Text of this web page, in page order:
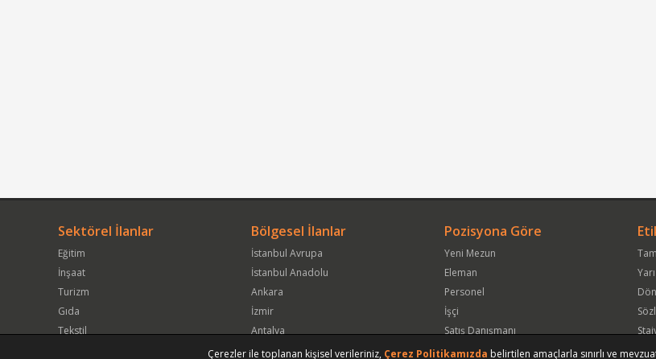
Sektörel İlanlar
Eğitim
İnşaat
Turizm
Gıda
Tekstil
Bölgesel İlanlar
İstanbul Avrupa
İstanbul Anadolu
Ankara
İzmir
Antalya
Kocaeli
Pozisyona Göre
Yeni Mezun
Eleman
Personel
İşçi
Satış Danışmanı
Öğrenci
Çerezler ile toplanan kişisel verileriniz, Çerez Politikamızda belirtilen amaçlarla sınırlı ve